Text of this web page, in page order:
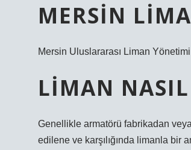
MERSIN
Mersin Uluslararası Liman
LIMAN
Genellikle armatörü fabrikadan
edilene ve karşılığında limanla bir